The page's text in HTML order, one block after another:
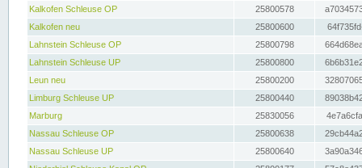
Kalkofen Schleuse OP
25800578
Kalkofen neu
25800600
Lahnstein Schleuse OP
25800798
Lahnstein Schleuse UP
25800800
Leun neu
25800200
Limburg Schleuse UP
25800440
Marburg
25830056
Nassau Schleuse OP
25800638
Nassau Schleuse UP
25800640